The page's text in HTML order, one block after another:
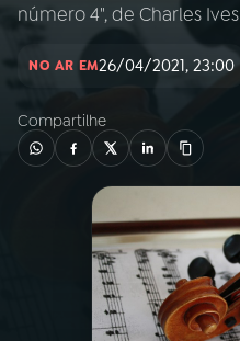
Início
01
02A RÁDIO
PROGRAMAÇÃO
PROGRAMAS
número 4", de Charles Ives
NO AR EM26/04/2021, 23:00
Compartilhe